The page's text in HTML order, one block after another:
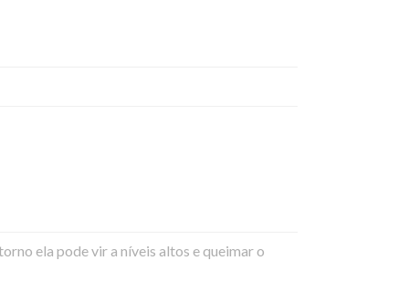
ela pode vir a níveis altos e queimar o